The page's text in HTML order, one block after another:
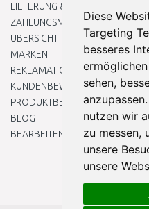
Diese
Targeting
besseres
sehen,
nutzen wir
zu messen,
unsere
unsere
LIEFERUNG & ZAHLUNG
ZAHLUNGSMETHODEN
ÜBERSICHT
MARKEN
REKLAMATIONEN UND
KUNDENBEWERTUNG
PRODUKTBEWERTUNG
BLOG
BEARBEITEN SIE MEINE